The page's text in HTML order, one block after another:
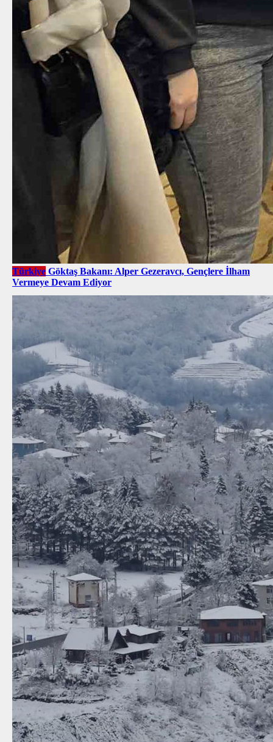
Türkiye Göktaş Bakanı: Alper Gezeravcı, Gençlere İlham
Vermeye Devam Ediyor